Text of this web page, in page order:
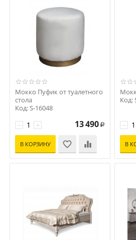
Мокко Пуфик от туалетного
стола
Код: S-16048
+
− 13 490 Р
В КОРЗИНУ
Код:
−
В